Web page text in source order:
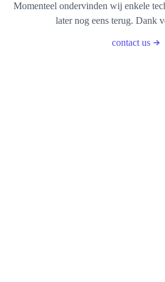
Momenteel ondervinden wij enkele
later nog eens terug. Dank
contact us